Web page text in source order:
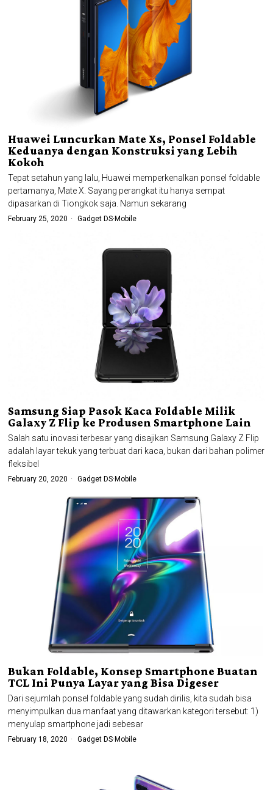
Huawei Luncurkan Mate Xs, Ponsel Foldable
Keduanya dengan Konstruksi yang Lebih
Kokoh
Tepat setahun yang lalu, Huawei memperkenalkan ponsel foldable
pertamanya, Mate X. Sayang perangkat itu hanya sempat
dipasarkan di Tiongkok saja. Namun sekarang
February 25, 2020 Gadget DS· Mobile
Samsung Siap Pasok Kaca Foldable Milik
Galaxy Z Flip ke Produsen Smartphone Lain
Salah satu inovasi terbesar yang disajikan Samsung Galaxy Z Flip
adalah layar tekuk yang terbuat dari kaca, bukan dari bahan polimer
fleksibel
February 20, 2020 Gadget DS· Mobile
Bukan Foldable, Konsep Smartphone Buatan
TCL Ini Punya Layar yang Bisa Digeser
Dari sejumlah ponsel foldable yang sudah dirilis, kita sudah bisa
menyimpulkan dua manfaat yang ditawarkan kategori tersebut: 1)
menyulap smartphone jadi sebesar
February 18, 2020 Gadget DS·Mobile